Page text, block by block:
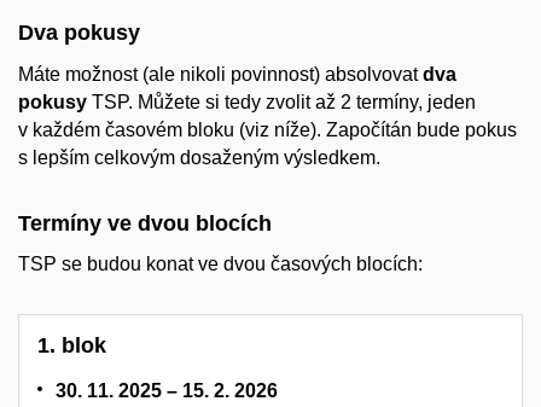
Dva pokusy
Máte možnost (ale nikoli povinnost) absolvovatdva
pokusy TSP. Můžete si tedy zvolit až 2 termíny, jeden
v každém časovém bloku (viz níže). Započítán bude pokus
s lepším celkovým dosaženým výsledkem.
Termíny ve dvou blocích
TSP se budou konat ve dvou časových blocích:
1. blok
30. 11. 2025 – 15. 2. 2026